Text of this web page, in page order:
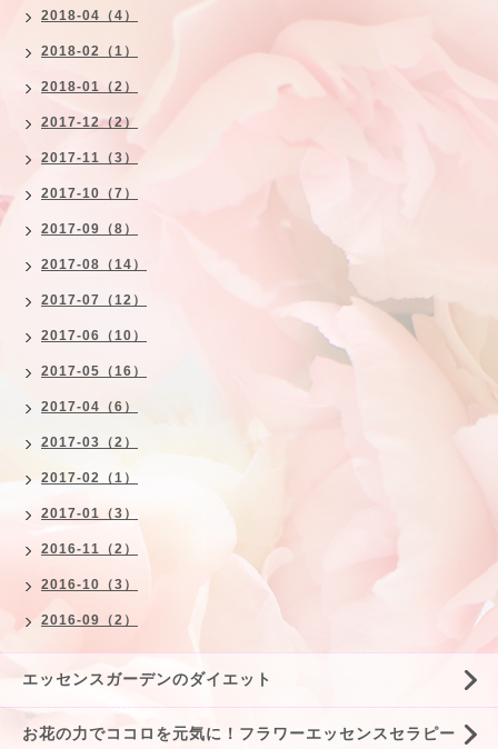
2018-04（4）
2018-02（1）
2018-01（2）
2017-12（2）
2017-11（3）
2017-10（7）
2017-09（8）
2017-08（14）
2017-07（12）
2017-06（10）
2017-05（16）
2017-04（6）
2017-03（2）
2017-02（1）
2017-01（3）
2016-11（2）
2016-10（3）
2016-09（2）
エッセンスガーデンのダイエット
お花の力でココロを元気に！フラワーエッセンスセラピー